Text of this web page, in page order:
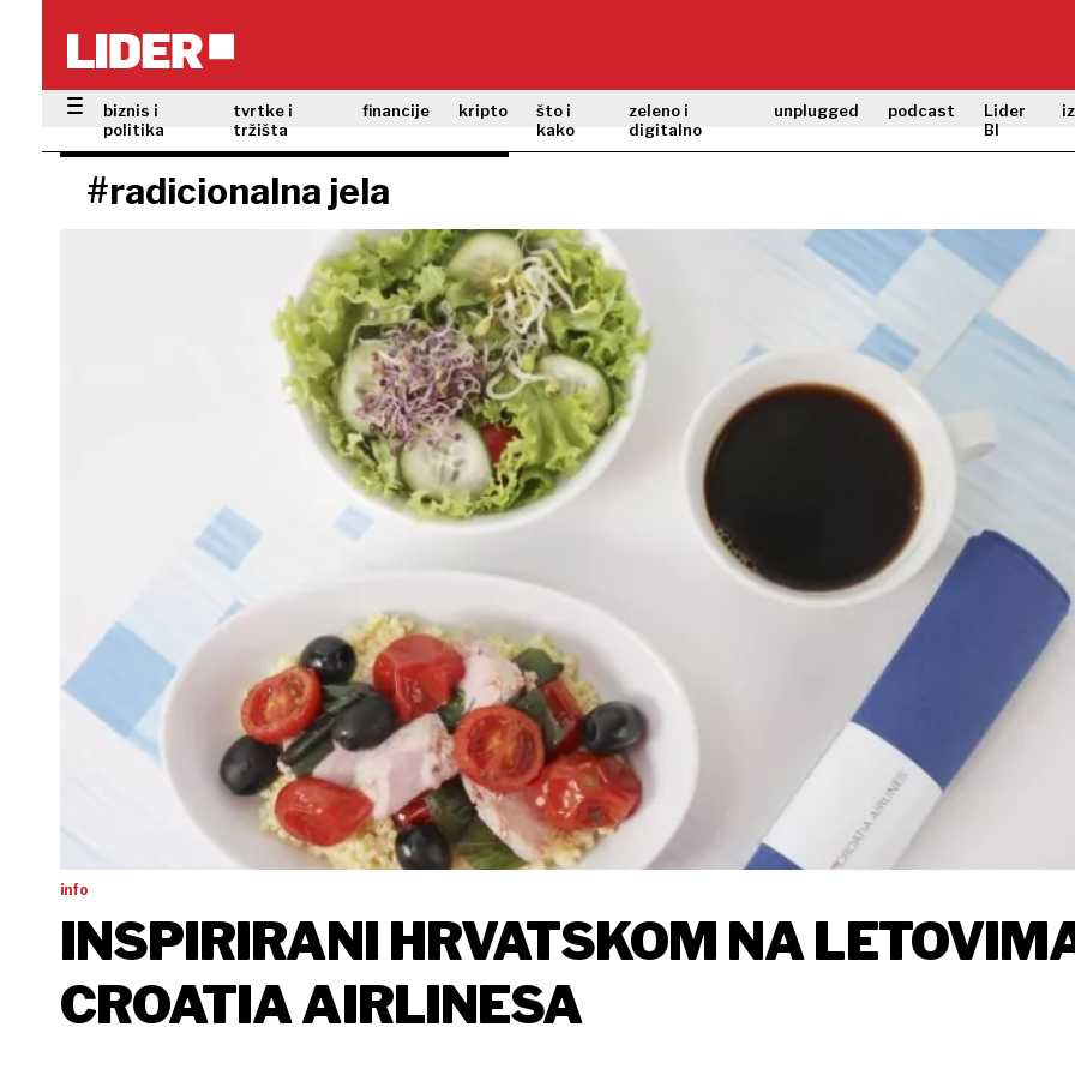
biznis i
politika
tvrtke i
tržišta
financije kripto
što i
kako
zeleno i
digitalno
unplugged podcast
Lider
BI
#radicionalna jela
info
INSPIRIRANI HRVATSKOM NA
CROATIA AIRLINESA